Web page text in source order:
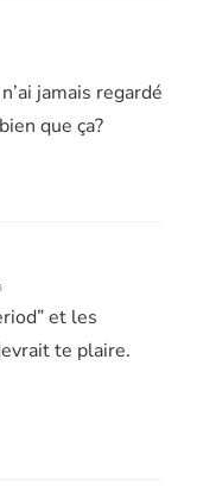
jamais regardé
que ça?
et les
te plaire.